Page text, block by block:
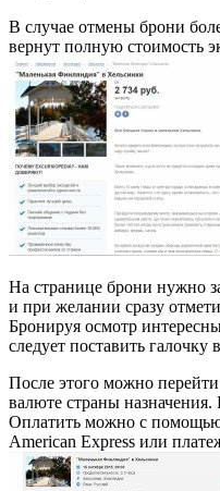
В случае отмены брони
вернут полную стоимость
На странице брони нужно
и при желании сразу
Бронируя осмотр
следует поставить галочку
После этого можно
валюте страны
Оплатить можно с помощью
American Express или